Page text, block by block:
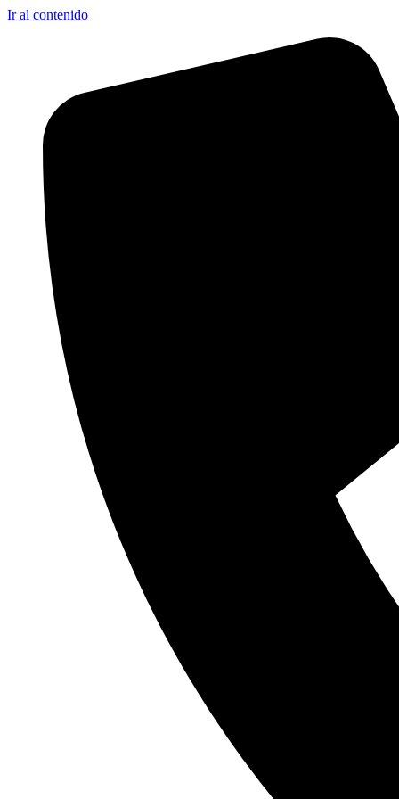
Ir al contenido